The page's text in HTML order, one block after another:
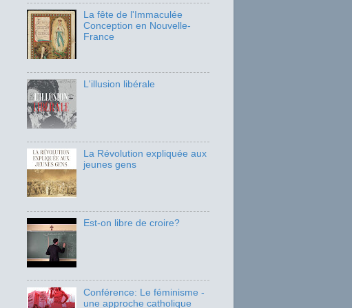
La fête de l'Immaculée
Conception en Nouvelle-
France
L'illusion libérale
La Révolution expliquée aux
jeunes gens
Est-on libre de croire?
Conférence: Le féminisme -
une approche catholique